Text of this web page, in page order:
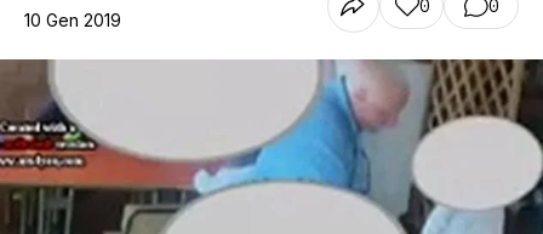
10 Gen 2019
0 0